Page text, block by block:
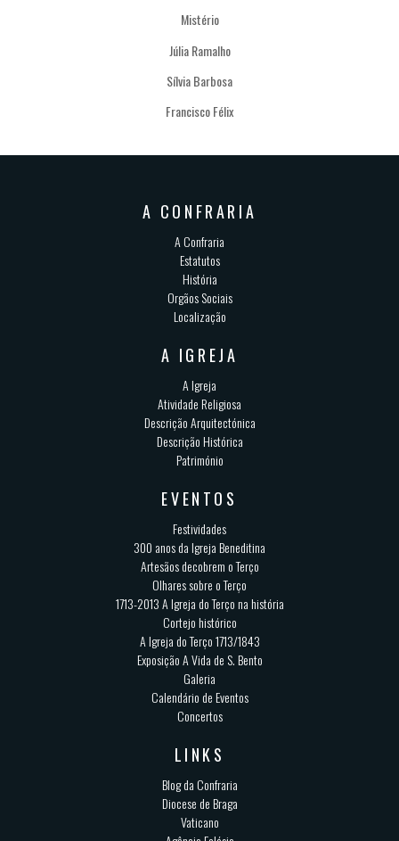
Mistério
Júlia Ramalho
Sílvia Barbosa
Francisco Félix
A CONFRARIA
A Confraria
Estatutos
História
Orgãos Sociais
Localização
A IGREJA
A Igreja
Atividade Religiosa
Descrição Arquitectónica
Descrição Histórica
Património
EVENTOS
Festividades
300 anos da Igreja Beneditina
Artesãos decobrem o Terço
Olhares sobre o Terço
1713-2013 A Igreja do Terço na história
Cortejo histórico
A Igreja do Terço 1713/1843
Exposição A Vida de S. Bento
Galeria
Calendário de Eventos
Concertos
LINKS
Blog da Confraria
Diocese de Braga
Vaticano